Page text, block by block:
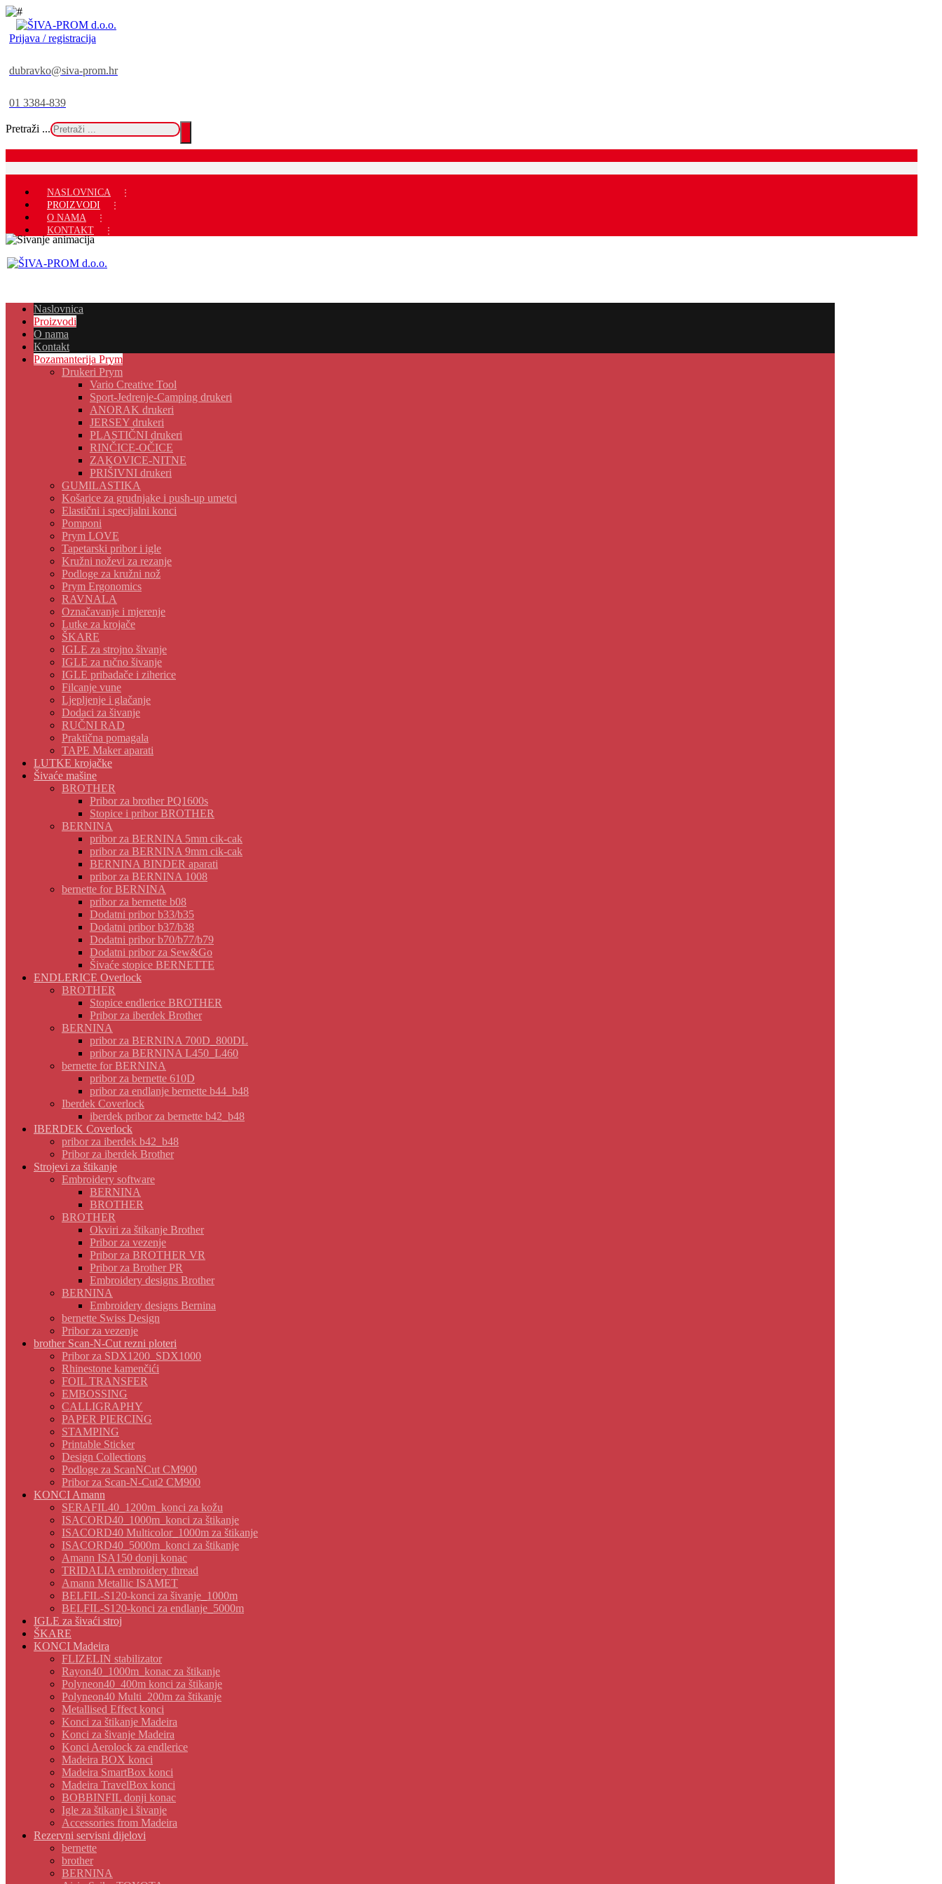
Prijava / registracija
dubravko@siva-prom.hr
01 3384-839
Pretraži ...
NASLOVNICA
PROIZVODI
O NAMA
KONTAKT
Naslovnica
Proizvodi
O nama
Kontakt
Pozamanterija Prym
Drukeri Prym
Vario Creative Tool
Sport-Jedrenje-Camping drukeri
ANORAK drukeri
JERSEY drukeri
PLASTIČNI drukeri
RINČICE-OČICE
ZAKOVICE-NITNE
PRIŠIVNI drukeri
GUMILASTIKA
Košarice za grudnjake i push-up umetci
Elastični i specijalni konci
Pomponi
Prym LOVE
Tapetarski pribor i igle
Kružni noževi za rezanje
Podloge za kružni nož
Prym Ergonomics
RAVNALA
Označavanje i mjerenje
Lutke za krojače
ŠKARE
IGLE za strojno šivanje
IGLE za ručno šivanje
IGLE pribadače i ziherice
Filcanje vune
Ljepljenje i glačanje
Dodaci za šivanje
RUČNI RAD
Praktična pomagala
TAPE Maker aparati
LUTKE krojačke
Šivaće mašine
BROTHER
Pribor za brother PQ1600s
Stopice i pribor BROTHER
BERNINA
pribor za BERNINA 5mm cik-cak
pribor za BERNINA 9mm cik-cak
BERNINA BINDER aparati
pribor za BERNINA 1008
bernette for BERNINA
pribor za bernette b08
Dodatni pribor b33/b35
Dodatni pribor b37/b38
Dodatni pribor b70/b77/b79
Dodatni pribor za Sew&Go
Šivaće stopice BERNETTE
ENDLERICE Overlock
BROTHER
Stopice endlerice BROTHER
Pribor za iberdek Brother
BERNINA
pribor za BERNINA 700D_800DL
pribor za BERNINA L450_L460
bernette for BERNINA
pribor za bernette 610D
pribor za endlanje bernette b44_b48
Iberdek Coverlock
iberdek pribor za bernette b42_b48
IBERDEK Coverlock
pribor za iberdek b42_b48
Pribor za iberdek Brother
Strojevi za štikanje
Embroidery software
BERNINA
BROTHER
BROTHER
Okviri za štikanje Brother
Pribor za vezenje
Pribor za BROTHER VR
Pribor za Brother PR
Embroidery designs Brother
BERNINA
Embroidery designs Bernina
bernette Swiss Design
Pribor za vezenje
brother Scan-N-Cut rezni ploteri
Pribor za SDX1200_SDX1000
Rhinestone kamenčići
FOIL TRANSFER
EMBOSSING
CALLIGRAPHY
PAPER PIERCING
STAMPING
Printable Sticker
Design Collections
Podloge za ScanNCut CM900
Pribor za Scan-N-Cut2 CM900
KONCI Amann
SERAFIL40_1200m_konci za kožu
ISACORD40_1000m_konci za štikanje
ISACORD40 Multicolor_1000m za štikanje
ISACORD40_5000m_konci za štikanje
Amann ISA150 donji konac
TRIDALIA embroidery thread
Amann Metallic ISAMET
BELFIL-S120-konci za šivanje_1000m
BELFIL-S120-konci za endlanje_5000m
IGLE za šivaći stroj
ŠKARE
KONCI Madeira
FLIZELIN stabilizator
Rayon40_1000m_konac za štikanje
Polyneon40_400m konci za štikanje
Polyneon40 Multi_200m za štikanje
Metallised Effect konci
Konci za štikanje Madeira
Konci za šivanje Madeira
Konci Aerolock za endlerice
Madeira BOX konci
Madeira SmartBox konci
Madeira TravelBox konci
BOBBINFIL donji konac
Igle za štikanje i šivanje
Accessories from Madeira
Rezervni servisni dijelovi
bernette
brother
BERNINA